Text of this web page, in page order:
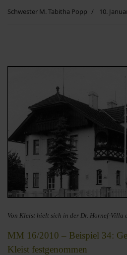
Schwester M. Tabitha Popp 10.
Von Kleist hielt sich in der Dr. Hornef-Villa
MM 16/2010 – Beispiel 34:
Kleist festgenommen